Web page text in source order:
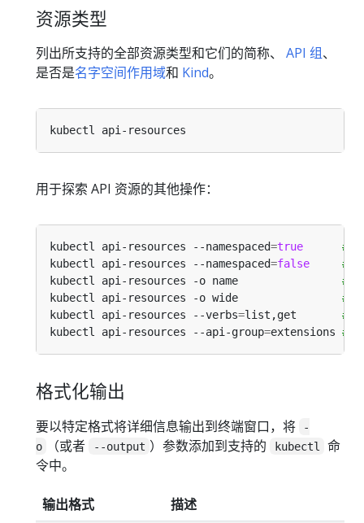
资源类型
列出所支持的全部资源类型和它们的简称、 API 组、
是否是名字空间作用域和 Kind。
用于探索 API 资源的其他操作：
kubectl api-resources --namespaced=true
#
kubectl api-resources --namespaced=false
#
kubectl api-resources -o name #
kubectl api-resources -o wide #
kubectl api-resources --verbs=list,get #
kubectl api-resources --api-group=extensions #
格式化输出
要以特定格式将详细信息输出到终端窗口，将
-
o
（或者 --output ）参数添加到支持的 kubectl
命
令中。
输出格式 描述